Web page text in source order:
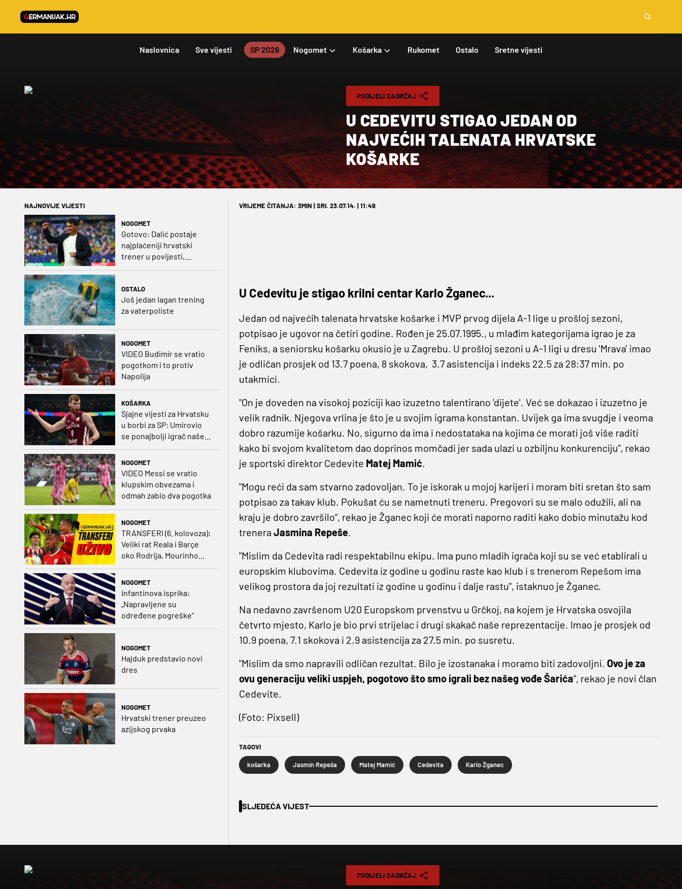
Naslovnica Sve vijesti SP 2026 Nogomet Košarka Rukomet Ostalo Sretne vijesti
PODIJELI SADRŽAJ
U CEDEVITU STIGAO JEDAN OD
NAJVEĆIH TALENATA HRVATSKE
KOŠARKE
NAJNOVIJE VIJESTI
NOGOMET
Gotovo: Dalić postaje
najplaćeniji hrvatski
trener u povijesti,
OSTALO
Još jedan lagan trening
za vaterpoliste
NOGOMET
VIDEO Budimir se vratio
pogotkom i to protiv
Napolija
KOŠARKA
Sjajne vijesti za Hrvatsku
u borbi za SP: Umirovio
se ponajbolji igrač našeg
NOGOMET
VIDEO Messi se vratio
klupskim obvezama i
odmah zabio dva pogotka
NOGOMET
TRANSFERI (6. kolovoza):
Veliki rat Reala i Barçe
oko Rodrija, Mourinho
nagovorio Viniciusa na
NOGOMET
Infantinova isprika:
„Napravljene su
određene pogreške“
NOGOMET
Hajduk predstavio novi
dres
NOGOMET
Hrvatski trener preuzeo
azijskog prvaka
VRIJEME ČITANJA: 3MIN | SRI. 23.07.14. | 11:49
U Cedevitu je stigao krilni centar Karlo Žganec...
Jedan od najvećih talenata hrvatske košarke i MVP prvog dijela A-1 lige u prošloj sezoni,
potpisao je ugovor na četiri godine. Rođen je 25.07.1995., u mlađim kategorijama igrao je za
Feniks, a seniorsku košarku okusio je u Zagrebu. U prošloj sezoni u A-1 ligi u dresu 'Mrava' imao
je odličan prosjek od 13.7 poena, 8 skokova, 3.7 asistencija i indeks 22.5 za 28:37 min. po
utakmici.
"On je doveden na visokoj poziciji kao izuzetno talentirano 'dijete'. Već se dokazao i izuzetno je
velik radnik. Njegova vrlina je što je u svojim igrama konstantan. Uvijek ga ima svugdje i veoma
dobro razumije košarku. No, sigurno da ima i nedostataka na kojima će morati još više raditi
kako bi svojom kvalitetom dao doprinos momčadi jer sada ulazi u ozbiljnu konkurenciju", rekao
je sportski direktor Cedevite Matej Mamić.
"Mogu reći da sam stvarno zadovoljan. To je iskorak u mojoj karijeri i moram biti sretan što sam
potpisao za takav klub. Pokušat ću se nametnuti treneru. Pregovori su se malo odužili, ali na
kraju je dobro završilo“, rekao je Žganec koji će morati naporno raditi kako dobio minutažu kod
trenera Jasmina Repeše.
"Mislim da Cedevita radi respektabilnu ekipu. Ima puno mladih igrača koji su se već etablirali u
europskim klubovima. Cedevita iz godine u godinu raste kao klub i s trenerom Repešom ima
velikog prostora da joj rezultati iz godine u godinu i dalje rastu", istaknuo je Žganec.
Na nedavno završenom U20 Europskom prvenstvu u Grčkoj, na kojem je Hrvatska osvojila
četvrto mjesto, Karlo je bio prvi strijelac i drugi skakač naše reprezentacije. Imao je prosjek od
10.9 poena, 7.1 skokova i 2.9 asistencija za 27.5 min. po susretu.
"Mislim da smo napravili odličan rezultat. Bilo je izostanaka i moramo biti zadovoljni. Ovo je za
ovu generaciju veliki uspjeh, pogotovo što smo igrali bez našeg vođe Šarića", rekao je novi član
Cedevite.
(Foto: Pixsell)
TAGOVI
košarka Jasmin Repeša Matej Mamić Cedevita Karlo Žganec
SLJEDEĆA VIJEST
PODIJELI SADRŽAJ